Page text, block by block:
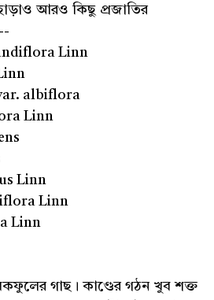
আরও কিছু প্রজাতির
Linn
albiflora
Linn
Linn
Linn
Linn
গাছ। কাণ্ডের গঠন খুব শক্ত